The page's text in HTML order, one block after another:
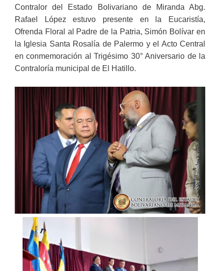
Contralor del Estado Bolivariano de Miranda Abg.
Rafael López estuvo presente en la Eucaristía,
Ofrenda Floral al Padre de la Patria, Simón Bolívar en
la Iglesia Santa Rosalía de Palermo y el Acto Central
en conmemoración al Trigésimo 30° Aniversario de la
Contraloría municipal de El Hatillo.